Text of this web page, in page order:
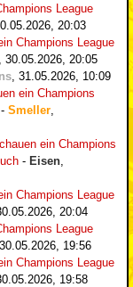
League
20:03
Champions League
30.05.2026, 20:05
31.05.2026, 10:09
ein Champions
- Smeller
ein Champions
- Eisen
Champions League
20:04
League
30.05.2026, 19:56
Champions League
19:58